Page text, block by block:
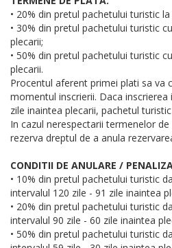
• 20% din pretul pachetului turistic la
• 30% din pretul pachetului turistic
plecarii;
• 50% din pretul pachetului turistic
plecarii.
Procentul aferent primei plati sa va
momentul inscrierii. Daca
zile inaintea plecarii, pachetul
In cazul nerespectarii termenelor
rezerva dreptul de a anula
CONDITII DE ANULARE /
• 10% din pretul pachetului turistic
intervalul 120 zile - 91 zile inaintea
• 20% din pretul pachetului turistic
intervalul 90 zile - 60 zile inaintea
• 50% din pretul pachetului turistic